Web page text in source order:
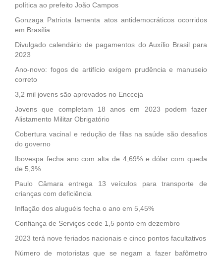
política ao prefeito João Campos
Gonzaga Patriota lamenta atos antidemocráticos ocorridos
em Brasília
Divulgado calendário de pagamentos do Auxílio Brasil para
2023
Ano-novo: fogos de artifício exigem prudência e manuseio
correto
3,2 mil jovens são aprovados no Encceja
Jovens que completam 18 anos em 2023 podem fazer
Alistamento Militar Obrigatório
Cobertura vacinal e redução de filas na saúde são desafios
do governo
Ibovespa fecha ano com alta de 4,69% e dólar com queda
de 5,3%
Paulo Câmara entrega 13 veículos para transporte de
crianças com deficiência
Inflação dos aluguéis fecha o ano em 5,45%
Confiança de Serviços cede 1,5 ponto em dezembro
2023 terá nove feriados nacionais e cinco pontos facultativos
Número de motoristas que se negam a fazer bafômetro